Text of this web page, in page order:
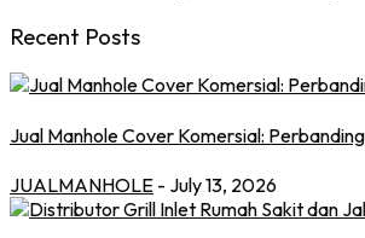
Recent Posts
Jual Manhole Cover Komersial:
JUALMANHOLE - July 13, 2026